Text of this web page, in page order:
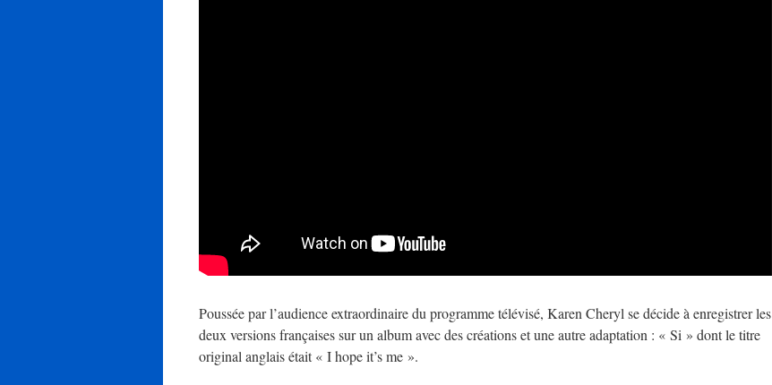
Poussée par l’audience extraordinaire du programme télévisé, Karen Cheryl se décide à enregistrer les
deux versions françaises sur un album avec des créations et une autre adaptation : « Si » dont le titre
original anglais était « I hope it’s me ».